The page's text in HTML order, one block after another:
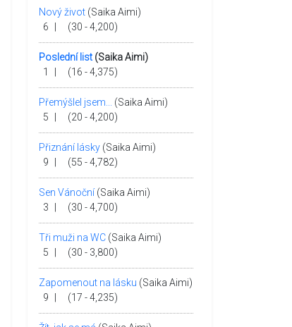
Nový život (Saika Aimi)
6
(30 - 4,200)
Poslední list (Saika Aimi)
1
(16 - 4,375)
Přemýšlel jsem...
(Saika Aimi)
5
(20 - 4,200)
Přiznání lásky (Saika Aimi)
9
(55 - 4,782)
Sen Vánoční (Saika Aimi)
3
(30 - 4,700)
Tři muži na WC (Saika Aimi)
5
(30 - 3,800)
Zapomenout na lásku (Saika Aimi)
9
(17 - 4,235)